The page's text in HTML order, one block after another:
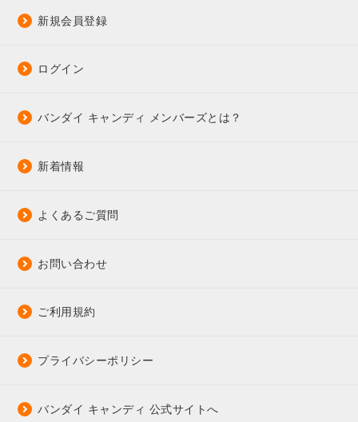
新規会員登録
ログイン
バンダイ キャンディ メンバーズとは？
新着情報
よくあるご質問
お問い合わせ
ご利用規約
プライバシーポリシー
バンダイ キャンディ 公式サイトへ